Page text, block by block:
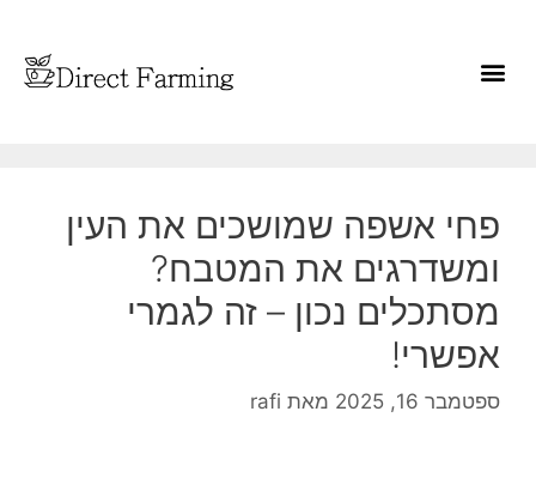
פחי אשפה שמושכים את העין
ומשדרגים את המטבח?
מסתכלים נכון – זה לגמרי
אפשרי!
ספטמבר 16, 2025 מאת rafi